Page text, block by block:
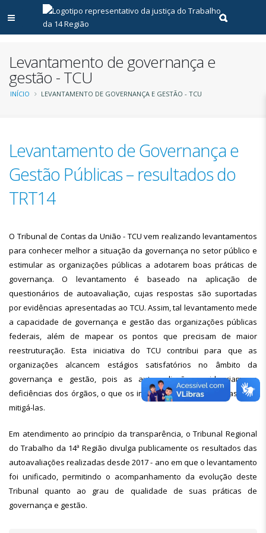
Abrir menu principal
Realizar
Levantamento de governança e
gestão - TCU
Trilha
navegação
INÍCIO LEVANTAMENTO DE GOVERNANÇA E GESTÃO - TCU
Levantamento de Governança e
Gestão Públicas – resultados do
TRT14
O Tribunal de Contas da União - TCU vem realizando levantamentos
para conhecer melhor a situação da governança no setor público e
estimular as organizações públicas a adotarem boas práticas de
governança. O levantamento é baseado na aplicação de
questionários de autoavaliação, cujas respostas são suportadas
por evidências apresentadas ao TCU. Assim, tal levantamento mede
a capacidade de governança e gestão das organizações públicas
federais, além de mapear os pontos que precisam de maior
reestruturação. Esta iniciativa do TCU contribui para que as
organizações alcancem estágios satisfatórios no âmbito da
governança e gestão, pois as autoavaliações evidenciam as
deficiências dos órgãos, o que os incentiva a adotar medidas para
mitigá-las.
Em atendimento ao princípio da transparência, o Tribunal Regional
do Trabalho da 14ª Região divulga publicamente os resultados das
autoavaliações realizadas desde 2017 - ano em que o levantamento
foi unificado, permitindo o acompanhamento da evolução deste
Tribunal quanto ao grau de qualidade de suas práticas de
governança e gestão.